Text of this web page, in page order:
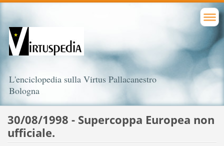
L'enciclopedia sulla Virtus Pallacanestro
Bologna
30/08/1998 - Supercoppa Europea non
ufficiale.